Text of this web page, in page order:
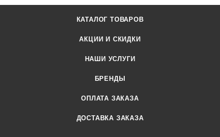
КАТАЛОГ ТОВАРОВ
АКЦИИ И СКИДКИ
НАШИ УСЛУГИ
БРЕНДЫ
ОПЛАТА ЗАКАЗА
ДОСТАВКА ЗАКАЗА